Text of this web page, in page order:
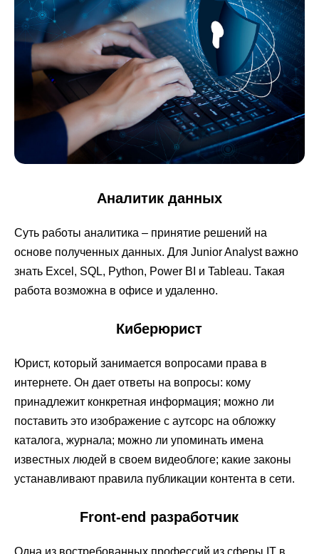
Аналитик данных
Суть работы аналитика – принятие решений на
основе полученных данных. Для Junior Analyst важно
знать Excel, SQL, Python, Power BI и Tableau. Такая
работа возможна в офисе и удаленно.
Киберюрист
Юрист, который занимается вопросами права в
интернете. Он дает ответы на вопросы: кому
принадлежит конкретная информация; можно ли
поставить это изображение с аутсорс на обложку
каталога, журнала; можно ли упоминать имена
известных людей в своем видеоблоге; какие законы
устанавливают правила публикации контента в сети.
Front-end разработчик